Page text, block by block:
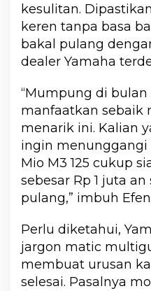
kesulitan.
keren tanpa basa
bakal pulang
dealer Yamaha
“Mumpung di bulan
manfaatkan sebaik
menarik ini. Kalian
ingin menunggangi
Mio M3 125 cukup
sebesar Rp 1 juta
pulang,” imbuh
Perlu diketahui,
jargon matic
membuat urusan
selesai. Pasalnya